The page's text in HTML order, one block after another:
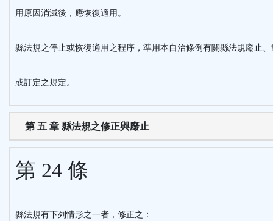
用原因消滅後，應恢復適用。
縣法規之停止或恢復適用之程序，準用本自治條例有關縣法規廢止、
或訂定之規定。
第 五 章 縣法規之修正與廢止
第 24 條
縣法規有下列情形之一者，修正之：